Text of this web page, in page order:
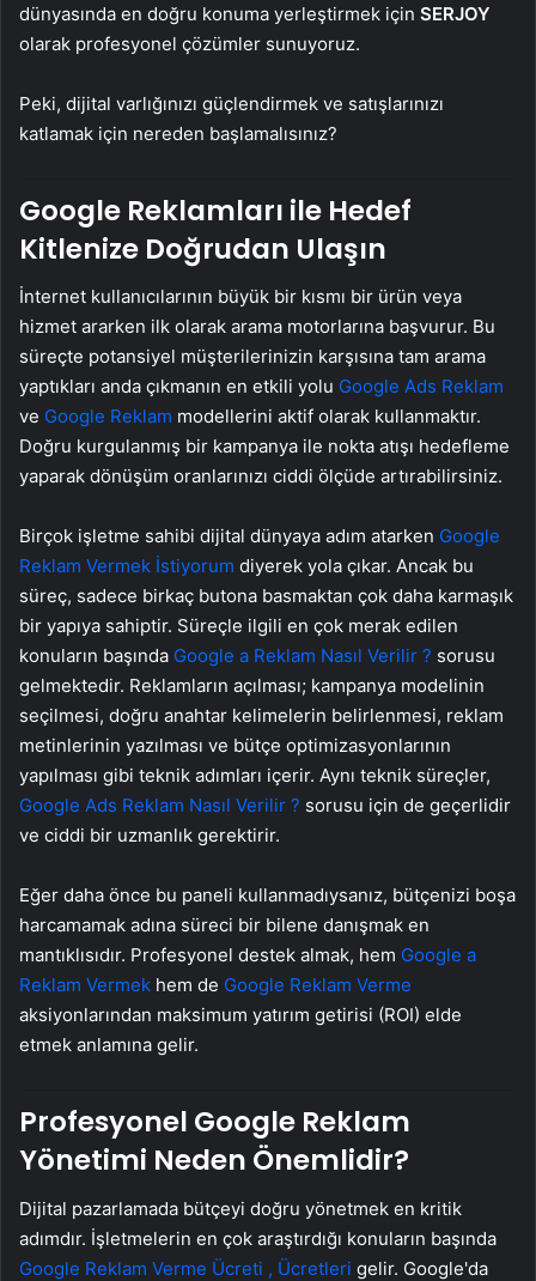
dünyasında en doğru konuma yerleştirmek için SERJOY
olarak profesyonel çözümler sunuyoruz.
Peki, dijital varlığınızı güçlendirmek ve satışlarınızı
katlamak için nereden başlamalısınız?
Google Reklamları ile Hedef
Kitlenize Doğrudan Ulaşın
İnternet kullanıcılarının büyük bir kısmı bir ürün veya
hizmet ararken ilk olarak arama motorlarına başvurur. Bu
süreçte potansiyel müşterilerinizin karşısına tam arama
yaptıkları anda çıkmanın en etkili yolu Google Ads Reklam
ve Google Reklam modellerini aktif olarak kullanmaktır.
Doğru kurgulanmış bir kampanya ile nokta atışı hedefleme
yaparak dönüşüm oranlarınızı ciddi ölçüde artırabilirsiniz.
Birçok işletme sahibi dijital dünyaya adım atarken Google
Reklam Vermek İstiyorum diyerek yola çıkar. Ancak bu
süreç, sadece birkaç butona basmaktan çok daha karmaşık
bir yapıya sahiptir. Süreçle ilgili en çok merak edilen
konuların başında Google a Reklam Nasıl Verilir ? sorusu
gelmektedir. Reklamların açılması; kampanya modelinin
seçilmesi, doğru anahtar kelimelerin belirlenmesi, reklam
metinlerinin yazılması ve bütçe optimizasyonlarının
yapılması gibi teknik adımları içerir. Aynı teknik süreçler,
Google Ads Reklam Nasıl Verilir ? sorusu için de geçerlidir
ve ciddi bir uzmanlık gerektirir.
Eğer daha önce bu paneli kullanmadıysanız, bütçenizi boşa
harcamamak adına süreci bir bilene danışmak en
mantıklısıdır. Profesyonel destek almak, hem Google a
Reklam Vermek hem de Google Reklam Verme
aksiyonlarından maksimum yatırım getirisi (ROI) elde
etmek anlamına gelir.
Profesyonel Google Reklam
Yönetimi Neden Önemlidir?
Dijital pazarlamada bütçeyi doğru yönetmek en kritik
adımdır. İşletmelerin en çok araştırdığı konuların başında
Google Reklam Verme Ücreti , Ücretleri gelir. Google'da